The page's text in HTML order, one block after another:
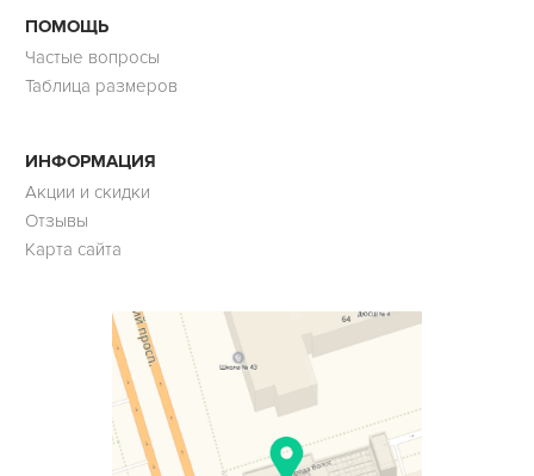
ПОМОЩЬ
Частые вопросы
Таблица размеров
ИНФОРМАЦИЯ
Акции и скидки
Отзывы
Карта сайта